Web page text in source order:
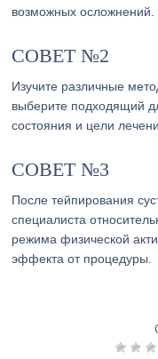
возможных осложнений.
СОВЕТ №2
Изучите различные
выберите подходящий
состояния и цели
СОВЕТ №3
После тейпирования
специалиста
режима физической
эффекта от процедуры.